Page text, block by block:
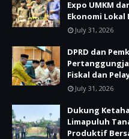
Expo UMKM
Ekonomi Lokal
July 31, 2026
DPRD dan
Fiskal dan
July 31, 2026
Dukung
Limapuluh
Produktif